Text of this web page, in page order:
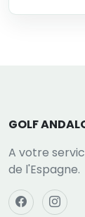
GOLF
A votre
de l'Espagne.